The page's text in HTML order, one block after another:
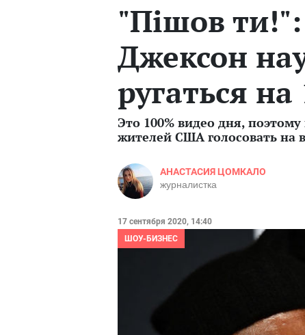
"Пішов
Джексон
ругаться
Это 100% видео дня,
жителей США голосовать на
АНАСТАСИЯ ЦОМКАЛО
журналистка
17 сентября 2020, 14:40
ШОУ-БИЗНЕС